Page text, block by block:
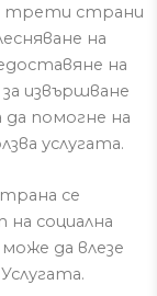
трети страни
на
на
извършване
да помогне на
услугата.
се
на социална
да влезе